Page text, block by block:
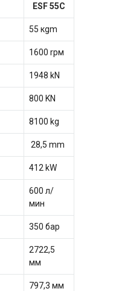
ESF55C
55 кgm
1600 rрм
1948 kN
800 KN
8100 kg
28,5 mm
412 kW
600 л/
мин
350 бар
2722,5
мм
797,3 мм